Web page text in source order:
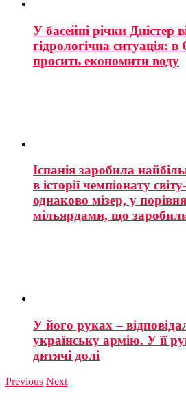
У басейні річки Дністер
гідрологічна ситуація: в
просить економити воду
Іспанія заробила
в історії чемпіонату
однаково мізер, у
мільярдами, що
У його руках –
українську армію. У її
дитячі долі
Previous Next